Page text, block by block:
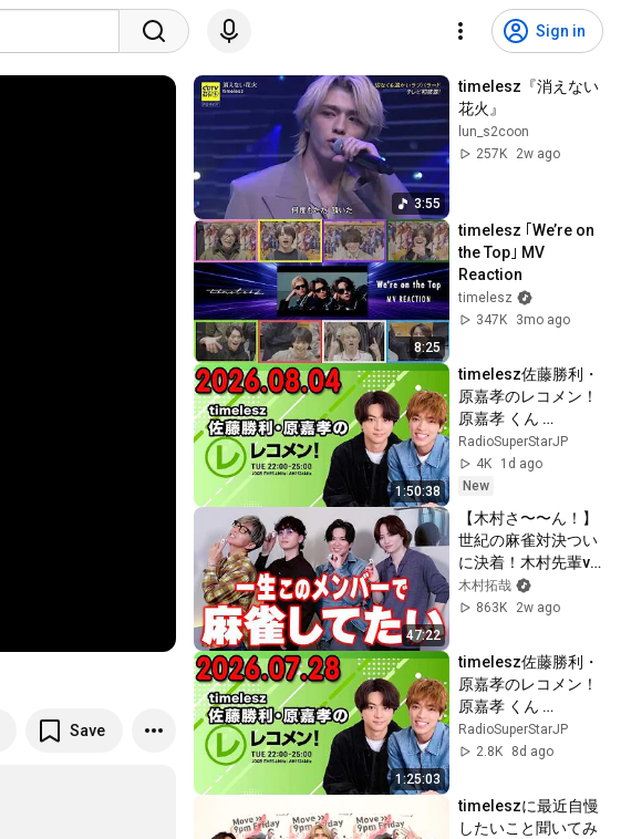
Sign in
Save
3:55
timelesz『消えない
花火』
lun_s2coon
257K
2w ago
8:25
timelesz ｢We’re on
the Top｣ MV
Reaction
timelesz
347K
3mo ago
1:50:38
timelesz佐藤勝利・
原嘉孝のレコメン！
原嘉孝 くん
2026.08.04
RadioSuperStarJP
4K
1d ago
New
47:22
【木村さ〜〜ん！】
世紀の麻雀対決つい
に決着！木村先輩vs
後輩たち最後に笑う
のは誰だ！ ？
木村拓哉
863K
2w ago
1:25:03
timelesz佐藤勝利・
原嘉孝のレコメン！
原嘉孝 くん
2026.07.28
RadioSuperStarJP
2.8K
8d ago
timeleszに最近自慢
したいこと聞いてみ